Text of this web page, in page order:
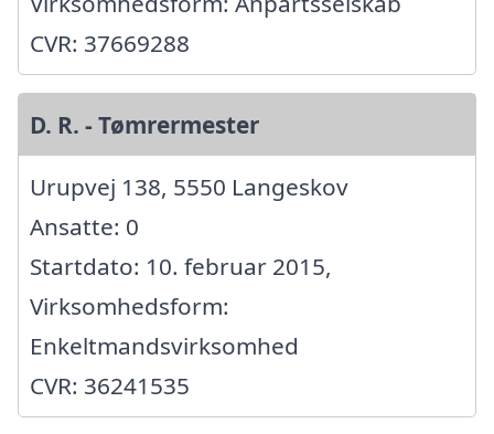
CVR: 37669288
D. R. - Tømrermester
Urupvej 138, 5550 Langeskov
Ansatte: 0
Startdato: 10. februar 2015,
Virksomhedsform:
Enkeltmandsvirksomhed
CVR: 36241535